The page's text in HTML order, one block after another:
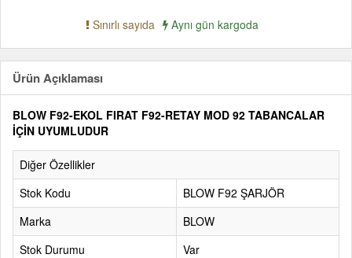
Sınırlı sayıda Aynı gün kargoda
Ürün Açıklaması
BLOW F92-EKOL FIRAT F92-RETAY MOD 92 TABANCALAR
İÇİN UYUMLUDUR
Diğer Özellikler
Stok Kodu
BLOW F92 ŞARJÖR
Marka
BLOW
Stok Durumu
Var